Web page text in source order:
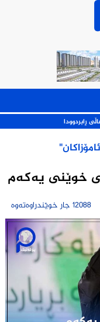
خوێنی یەکەم
12088 جار خوێندراوەتەوە